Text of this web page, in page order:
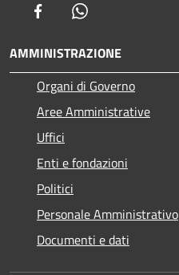
Facebook
AMMINISTRAZIONE
Organi di Governo
Aree Amministrative
Uffici
Enti e fondazioni
Politici
Personale Amministrativo
Documenti e dati